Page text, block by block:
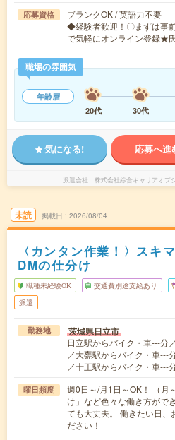
応募資格
ブランクOK / 英語力不要
◆経験者歓迎！〇まずは事
で気軽にオンライン登録★
職場の雰囲気
年齢層
20代
30代
気になる! 応募へ進
派遣会社 株式会社綜合キャリアオプ
未読 掲載日 2026/08/04
〈カンタン作業！〉スキ
DMの仕分け
職種未経験OK 交通費別途支給あり
派遣
勤務地 茨城県日立市
日立駅からバイク・車---分
／大甕駅からバイク・車---
／十王駅からバイク・車---
曜日頻度
週0日～/月1日～OK！ （
け」など色々な働き方がで
ても大丈夫。 働きたい日、
ださい！